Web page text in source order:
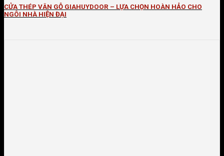
CỬA THÉP VÂN GỖ GIAHUYDOOR – LỰA CHỌN HOÀN HẢO CHO
NGÔI NHÀ HIỆN ĐẠI